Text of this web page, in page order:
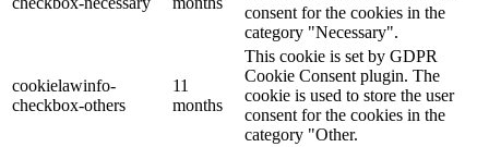
consent for the cookies in the
category "Necessary".
cookielawinfo-
checkbox-others
11
months
This cookie is set by GDPR
Cookie Consent plugin. The
cookie is used to store the user
consent for the cookies in the
category "Other.